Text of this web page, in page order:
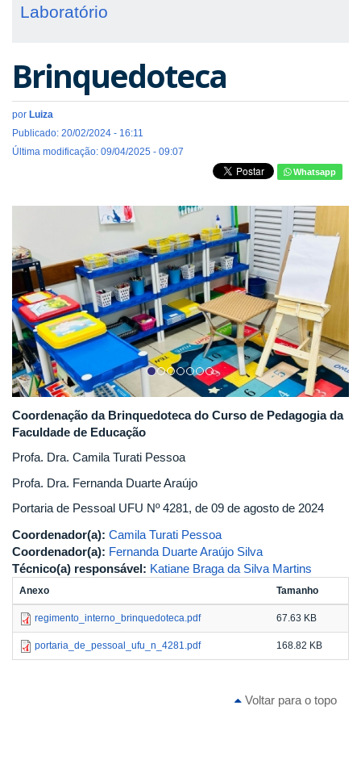
Laboratório
Brinquedoteca
por Luiza
Publicado: 20/02/2024 - 16:11
Última modificação: 09/04/2025 - 09:07
Whatsapp
Coordenação da Brinquedoteca do Curso de Pedagogia da
Faculdade de Educação
Profa. Dra. Camila Turati Pessoa
Profa. Dra. Fernanda Duarte Araújo
Portaria de Pessoal UFU Nº 4281, de 09 de agosto de 2024
Coordenador(a): Camila Turati Pessoa
Coordenador(a): Fernanda Duarte Araújo Silva
Técnico(a) responsável: Katiane Braga da Silva Martins
Anexo Tamanho
regimento_interno_brinquedoteca.pdf 67.63 KB
portaria_de_pessoal_ufu_n_4281.pdf 168.82 KB
Voltar para o topo